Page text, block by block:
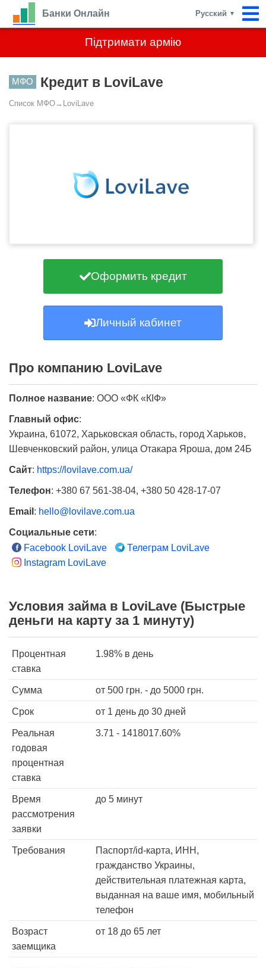
Підтримати армію
Банки Онлайн Русский ▼
МФО Кредит в LoviLave
Список МФО→ LoviLave
Оформить кредит
Личный кабинет
Про компанию LoviLave
Полное название: ООО «ФК «КІФ»
Главный офис:
Украина, 61072, Харьковская область, город Харьков,
Шевченковский район, улица Отакара Яроша, дом 24Б
Сайт: https://lovilave.com.ua/
Телефон: +380 67 561-38-04, +380 50 428-17-07
Email : hello@lovilave.com.ua
Социальные сети:
Facebook LoviLave
Телеграм LoviLave
Instagram LoviLave
Условия займа в LoviLave (Быстрые
деньги на карту за 1 минуту)
Процентная
ставка
1.98% в день
Сумма от 500 грн. - до 5000 грн.
Срок от 1 день до 30 дней
Реальная
годовая
процентная
ставка
3.71 - 1418017.60%
Время
рассмотрения
заявки
до 5 минут
Требования
Паспорт/id-карта, ИНН,
гражданство Украины,
действительная платежная карта,
выданная на ваше имя, мобильный
телефон
Возраст
заемщика
от 18 до 65 лет